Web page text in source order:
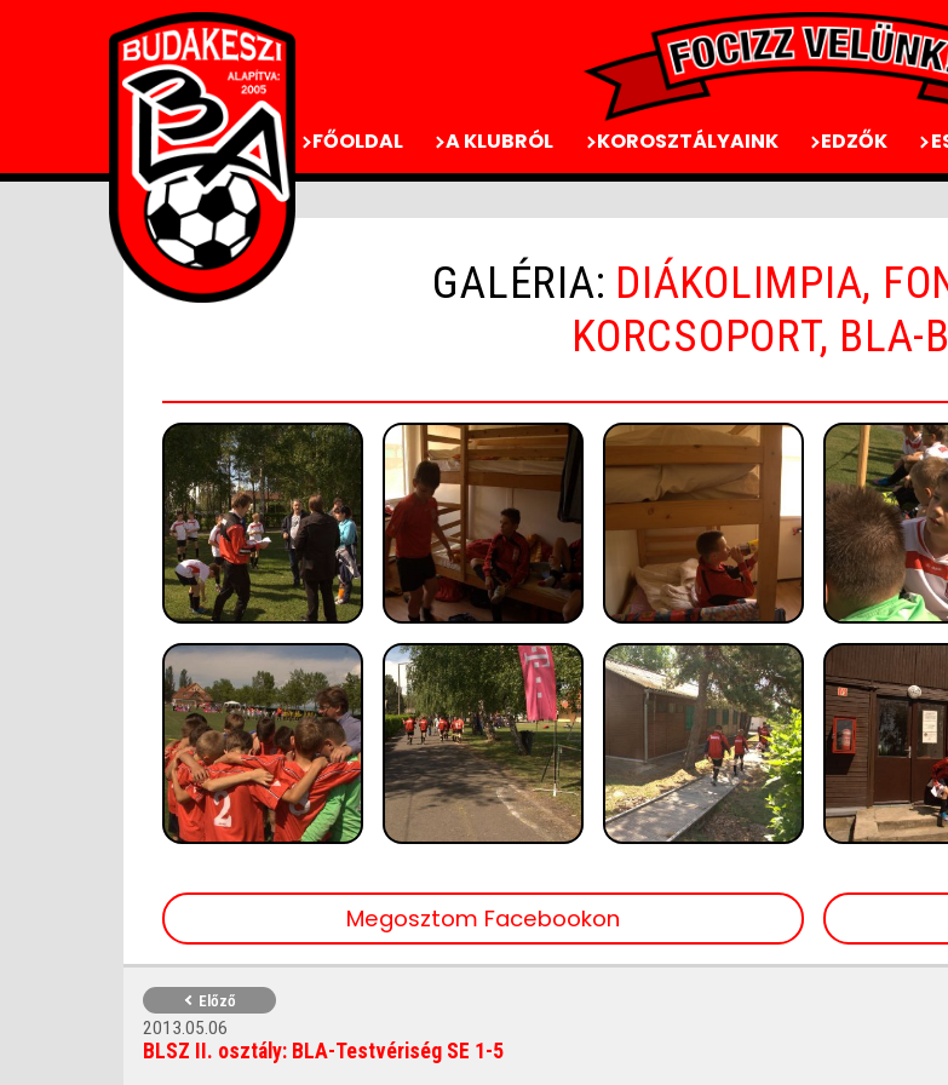
FŐOLDAL A KLUBRÓL KOROSZTÁLYAINK EDZŐK
GALÉRIA: DIÁKOLIMPIA,
KORCSOPORT, BLA-
Megosztom Facebookon
Előző
2013.05.06
BLSZ II. osztály: BLA-Testvériség SE 1-5